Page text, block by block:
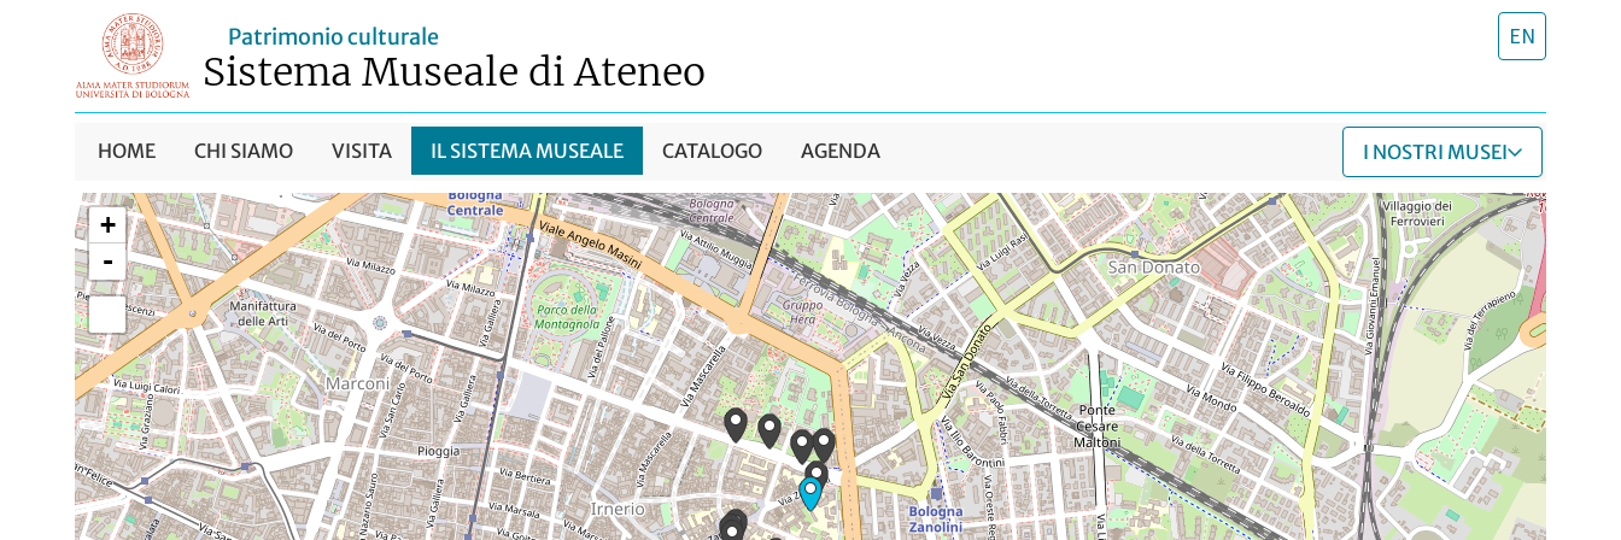
Patrimonio culturale
Sistema Museale di Ateneo
EN
HOME CHI SIAMO VISITA IL SISTEMA MUSEALE CATALOGO AGENDA I NOSTRI MUSEI
+
-